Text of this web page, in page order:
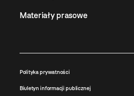
Materiały prasowe
Polityka prywatności
Biuletyn informacji publicznej